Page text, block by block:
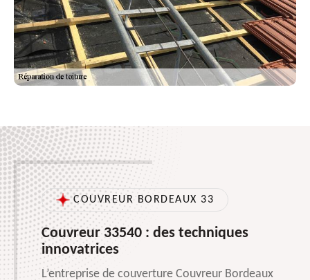
COUVREUR BORDEAUX 33
Couvreur 33540 : des techniques
innovatrices
L’entreprise de couverture Couvreur Bordeaux